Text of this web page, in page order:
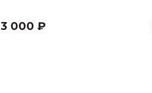
3 000 ₽